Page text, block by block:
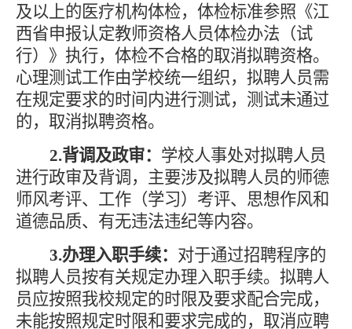
及以上的医疗机构体检，体检标准参照《江
西省申报认定教师资格人员体检办法（试
行）》执行，体检不合格的取消拟聘资格。
心理测试工作由学校统一组织，拟聘人员需
在规定要求的时间内进行测试，测试未通过
的，取消拟聘资格。
2.背调及政审： 学校人事处对拟聘人员
进行政审及背调，主要涉及拟聘人员的师德
师风考评、工作（学习）考评、思想作风和
道德品质、有无违法违纪等内容。
3.办理入职手续： 对于通过招聘程序的
拟聘人员按有关规定办理入职手续。拟聘人
员应按照我校规定的时限及要求配合完成，
未能按照规定时限和要求完成的，取消应聘